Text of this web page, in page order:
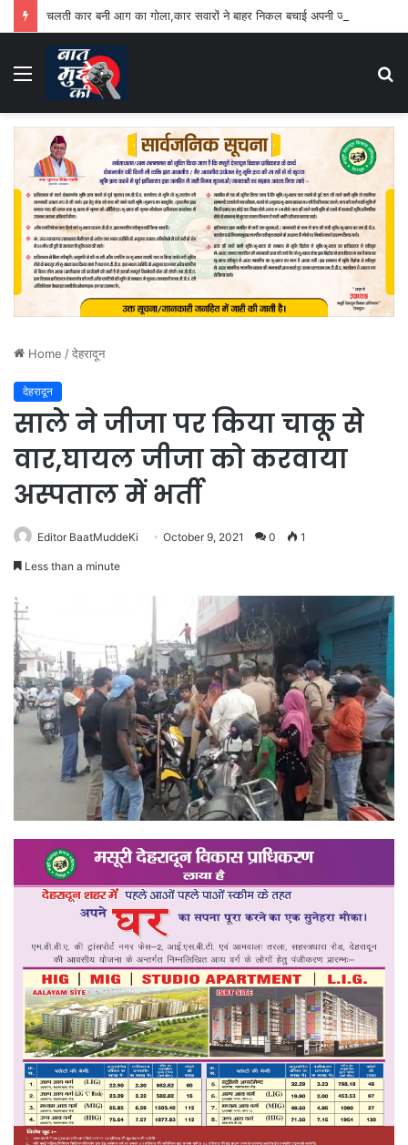
चलती कार बनी आग का गोला,कार सवारों ने बाहर निकल बचाई अपनी जान
Menu
Home /देहरादून
देहरादून
साले ने जीजा पर किया चाकू से
वार,घायल जीजा को करवाया
अस्पताल में भर्ती
Editor BaatMuddeKi October 9, 2021 0 1
Less than a minute